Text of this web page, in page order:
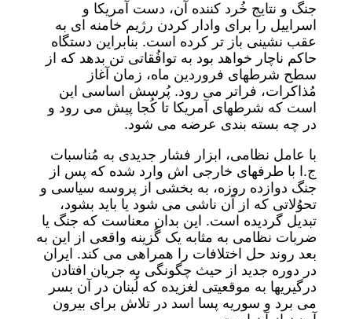
جنگ و نتایج خُرد کننده آن، دست آمریکا و
اسراییل را برای وادار کردن رژیم خامنه ای به
عقب نشینی باز تر کرده است. بنابراین دستگاه
حاکم ناچار خواهد بود به توافُقاتی تن بدهد که از
سطح شرطهای فروردین ماه، زمان آغاز
مُذاکرات، فراتر می رود. پُرسش اساسی این
است که شرطهای آمریکا تا کُجا پیش می رود و
در چه بسته بندی عرضه می شود.
با عامل نظامی، ابزار فشار جدیدی به مُناسبات
ج.ا با طرفهای خارجی اش وارد شده که پس از
جنگ دوازده روزه، به بخشی از پروسه سیاسی و
تحوُلاتی که از آن ناشی می شود یا باید بشود،
تبدیل گردیده است. این بدان معناست که جنگ یا
ضربات نظامی به مثابه یک گُزینه واقعی از این به
بعد روند حل اختلافات را همراهی می کند. ایران
در دوره جدید از حیث چگونگی به جریان افتادن
درگیریها به موقعیتی لغزیده که لُبنان در آن بسر
می برد و سوریه پسا اسد در تلاش برای بیرون